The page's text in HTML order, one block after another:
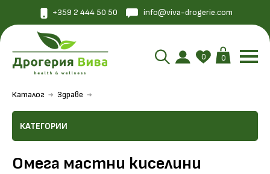
+359 2 444 50 50 info@viva-drogerie.com
0 0
Каталог Здраве
КАТЕГОРИИ
Омега мастни киселини